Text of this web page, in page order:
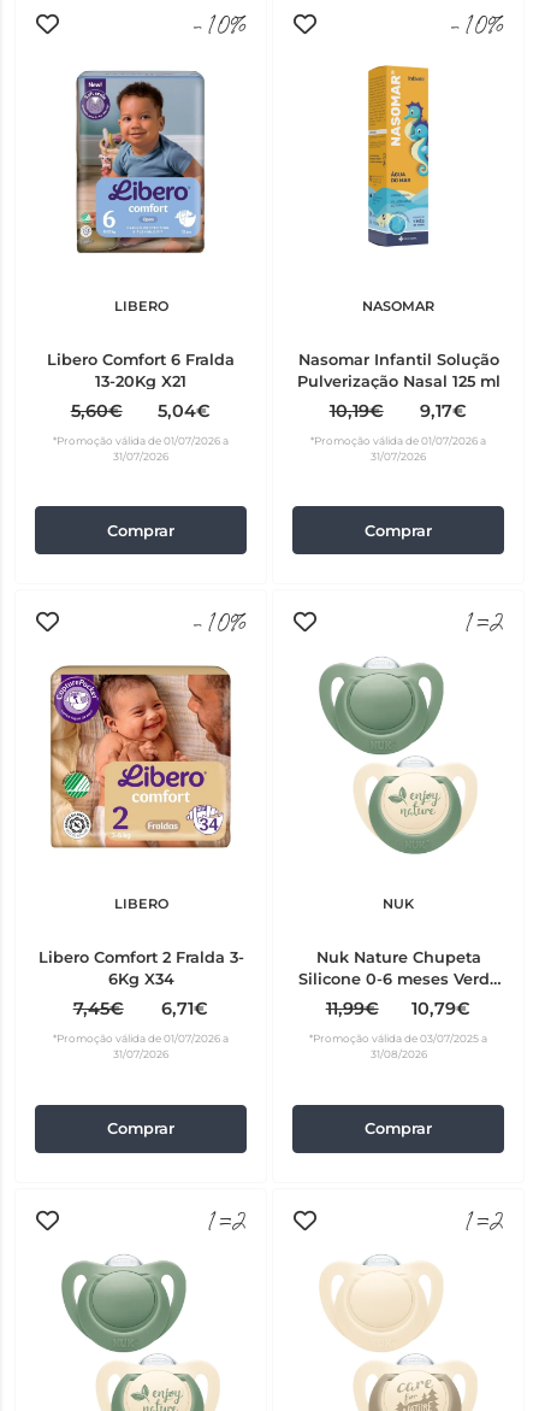
-10%
LIBERO
Libero Comfort 6 Fralda
13-20Kg X21
5,60€ 5,04€
*Promoção válida de 01/07/2026 a
31/07/2026
Comprar
-10%
NASOMAR
Nasomar Infantil Solução
Pulverização Nasal 125 ml
10,19€ 9,17€
*Promoção válida de 01/07/2026 a
31/07/2026
Comprar
-10%
LIBERO
Libero Comfort 2 Fralda 3-
6Kg X34
7,45€ 6,71€
*Promoção válida de 01/07/2026 a
31/07/2026
Comprar
1=2
NUK
Nuk Nature Chupeta
Silicone 0-6 meses Verde
2 unidades
11,99€ 10,79€
*Promoção válida de 03/07/2025 a
31/08/2026
Comprar
1=2 1=2